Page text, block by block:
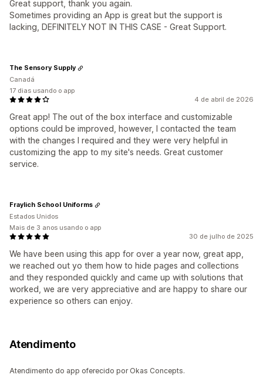
Great support, thank you again.
Sometimes providing an App is great but the support is
lacking, DEFINITELY NOT IN THIS CASE - Great Support.
4 de abril de 2026
Great app! The out of the box interface and customizable
options could be improved, however, I contacted the team
with the changes I required and they were very helpful in
customizing the app to my site's needs. Great customer
service.
The Sensory Supply
Canadá
17 dias usando o app
30 de julho de 2025
We have been using this app for over a year now, great app,
we reached out yo them how to hide pages and collections
and they responded quickly and came up with solutions that
worked, we are very appreciative and are happy to share our
experience so others can enjoy.
Fraylich School Uniforms
Estados Unidos
Mais de 3 anos usando o app
Atendimento
Atendimento do app oferecido por Okas Concepts.